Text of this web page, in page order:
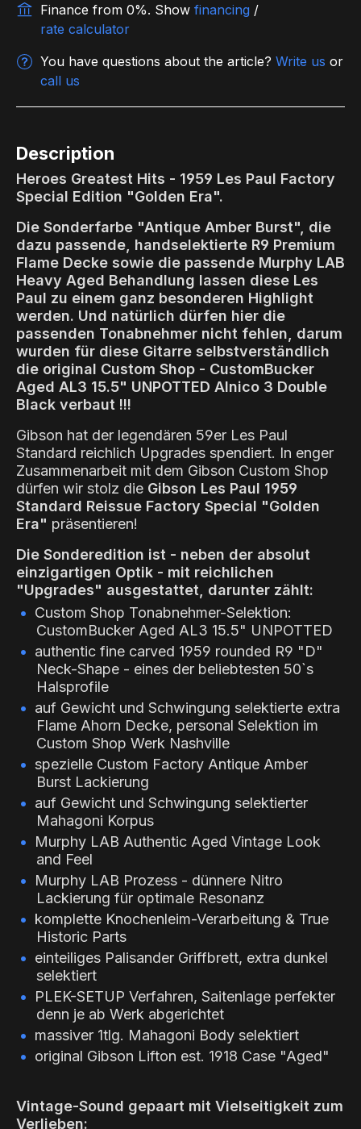
Finance from 0%. Show financing /
rate calculator
You have questions about the article? Write us or
call us
Description
Heroes Greatest Hits - 1959 Les Paul Factory
Special Edition "Golden Era".
Die Sonderfarbe "Antique Amber Burst", die
dazu passende, handselektierte R9 Premium
Flame Decke sowie die passende Murphy LAB
Heavy Aged Behandlung lassen diese Les
Paul zu einem ganz besonderen Highlight
werden. Und natürlich dürfen hier die
passenden Tonabnehmer nicht fehlen, darum
wurden für diese Gitarre selbstverständlich
die original Custom Shop - CustomBucker
Aged AL3 15.5" UNPOTTED Alnico 3 Double
Black verbaut !!!
Gibson hat der legendären 59er Les Paul
Standard reichlich Upgrades spendiert. In enger
Zusammenarbeit mit dem Gibson Custom Shop
dürfen wir stolz die Gibson Les Paul 1959
Standard Reissue Factory Special "Golden
Era" präsentieren!
Die Sonderedition ist - neben der absolut
einzigartigen Optik - mit reichlichen
"Upgrades" ausgestattet, darunter zählt:
Custom Shop Tonabnehmer-Selektion:
CustomBucker Aged AL3 15.5" UNPOTTED
authentic fine carved 1959 rounded R9 "D"
Neck-Shape - eines der beliebtesten 50`s
Halsprofile
auf Gewicht und Schwingung selektierte extra
Flame Ahorn Decke, personal Selektion im
Custom Shop Werk Nashville
spezielle Custom Factory Antique Amber
Burst Lackierung
auf Gewicht und Schwingung selektierter
Mahagoni Korpus
Murphy LAB Authentic Aged Vintage Look
and Feel
Murphy LAB Prozess - dünnere Nitro
Lackierung für optimale Resonanz
komplette Knochenleim-Verarbeitung & True
Historic Parts
einteiliges Palisander Griffbrett, extra dunkel
selektiert
PLEK-SETUP Verfahren, Saitenlage perfekter
denn je ab Werk abgerichtet
massiver 1tlg. Mahagoni Body selektiert
original Gibson Lifton est. 1918 Case "Aged"
Vintage-Sound gepaart mit Vielseitigkeit zum
Verlieben: